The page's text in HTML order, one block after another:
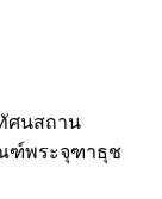
นสถาน
ฑ์พระจุฑาธุช